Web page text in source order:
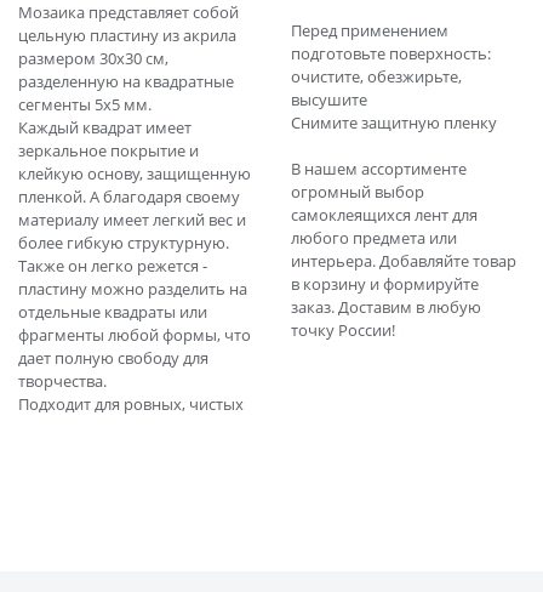
Мозаика представляет собой
цельную пластину из акрила
размером 30х30 см,
разделенную на квадратные
сегменты 5х5 мм.
Каждый квадрат имеет
зеркальное покрытие и
клейкую основу, защищенную
пленкой. А благодаря своему
материалу имеет легкий вес и
более гибкую структурную.
Также он легко режется -
пластину можно разделить на
отдельные квадраты или
фрагменты любой формы, что
дает полную свободу для
творчества.
Подходит для ровных, чистых
Перед применением
подготовьте поверхность:
очистите, обезжирьте,
высушите
Снимите защитную пленку
В нашем ассортименте
огромный выбор
самоклеящихся лент для
любого предмета или
интерьера. Добавляйте товар
в корзину и формируйте
заказ. Доставим в любую
точку России!